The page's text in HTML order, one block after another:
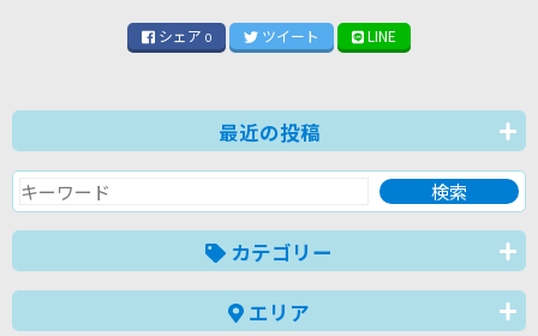
シェア 0 ツイート LINE
最近の投稿
カテゴリー
エリア